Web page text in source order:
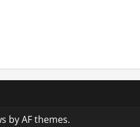
by AF themes.